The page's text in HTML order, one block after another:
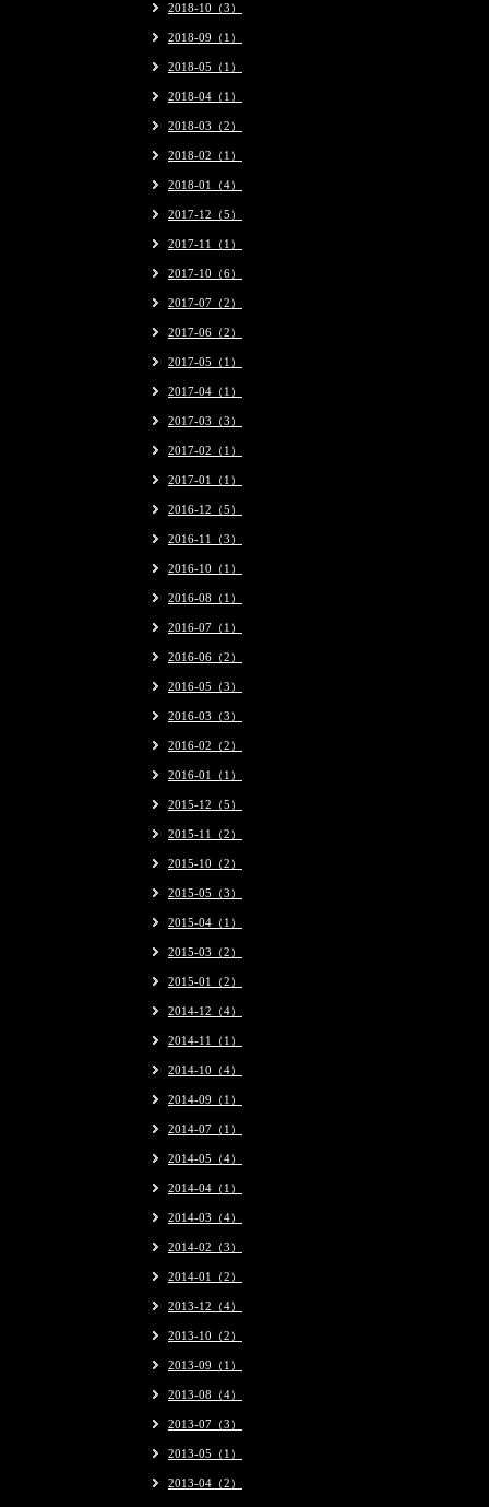
2018-10（3）
2018-09（1）
2018-05（1）
2018-04（1）
2018-03（2）
2018-02（1）
2018-01（4）
2017-12（5）
2017-11（1）
2017-10（6）
2017-07（2）
2017-06（2）
2017-05（1）
2017-04（1）
2017-03（3）
2017-02（1）
2017-01（1）
2016-12（5）
2016-11（3）
2016-10（1）
2016-08（1）
2016-07（1）
2016-06（2）
2016-05（3）
2016-03（3）
2016-02（2）
2016-01（1）
2015-12（5）
2015-11（2）
2015-10（2）
2015-05（3）
2015-04（1）
2015-03（2）
2015-01（2）
2014-12（4）
2014-11（1）
2014-10（4）
2014-09（1）
2014-07（1）
2014-05（4）
2014-04（1）
2014-03（4）
2014-02（3）
2014-01（2）
2013-12（4）
2013-10（2）
2013-09（1）
2013-08（4）
2013-07（3）
2013-05（1）
2013-04（2）